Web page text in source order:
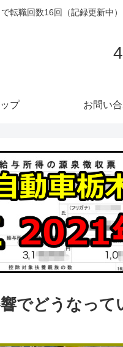
転職回数16回（記録更新中
ップ お問い
でどうなっ